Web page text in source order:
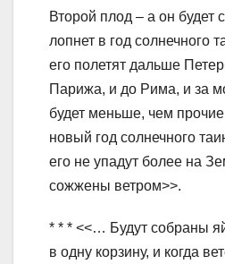
Второй плод – а он
лопнет в год солнечного
его полетят дальше
Парижа, и до Рима, и за
будет меньше, чем
новый год солнечного
его не упадут более на
сожжены ветром>>.
* * * <<… Будут собраны
в одну корзину, и когда